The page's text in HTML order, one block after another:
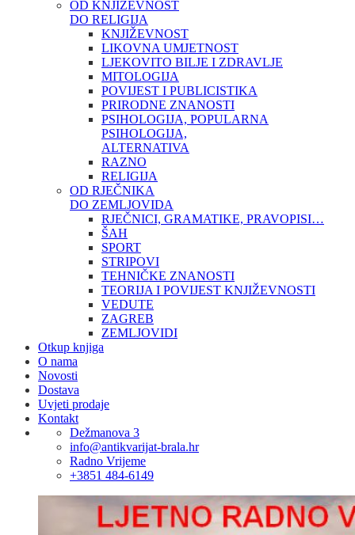
OD KNJIŽEVNOST
DO RELIGIJA
KNJIŽEVNOST
LIKOVNA UMJETNOST
LJEKOVITO BILJE I ZDRAVLJE
MITOLOGIJA
POVIJEST I PUBLICISTIKA
PRIRODNE ZNANOSTI
PSIHOLOGIJA, POPULARNA
PSIHOLOGIJA,
ALTERNATIVA
RAZNO
RELIGIJA
OD RJEČNIKA
DO ZEMLJOVIDA
RJEČNICI, GRAMATIKE, PRAVOPISI…
ŠAH
SPORT
STRIPOVI
TEHNIČKE ZNANOSTI
TEORIJA I POVIJEST KNJIŽEVNOSTI
VEDUTE
ZAGREB
ZEMLJOVIDI
Otkup knjiga
O nama
Novosti
Dostava
Uvjeti prodaje
Kontakt
Dežmanova 3
info@antikvarijat-brala.hr
Radno Vrijeme
+3851 484-6149